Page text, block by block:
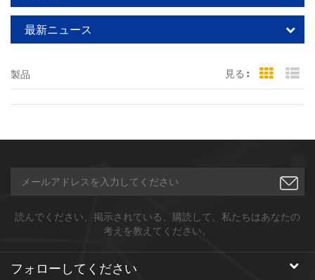
最新ニュース
製品 見る : Grid
読んでください、掲示されている、購読して、私たちはあなたの
考えを教えてください。
フォローしてください